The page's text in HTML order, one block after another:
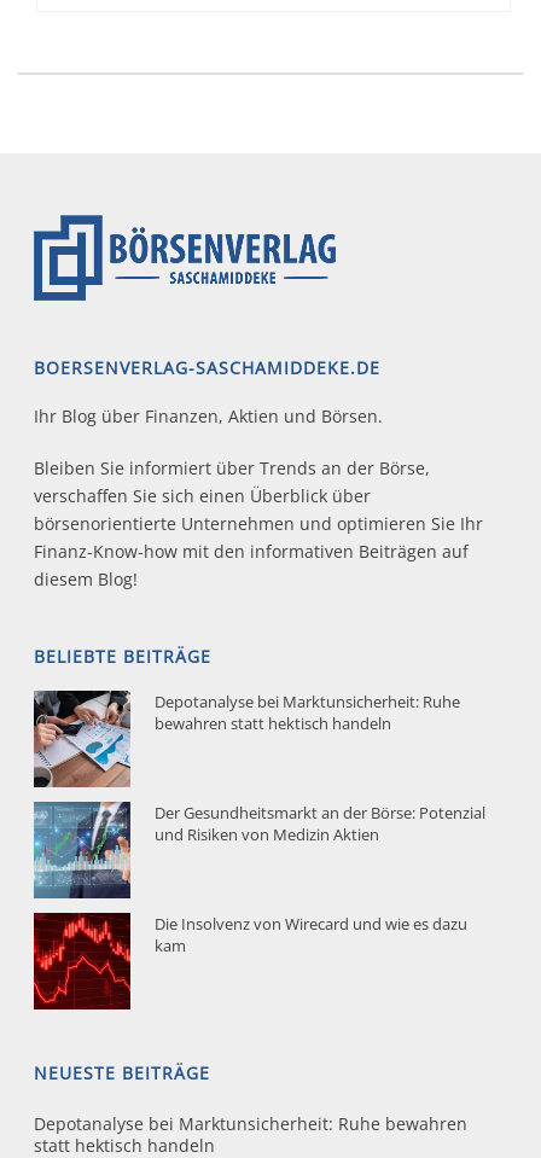
BOERSENVERLAG-SASCHAMIDDEKE.DE
Ihr Blog über Finanzen, Aktien und Börsen.
Bleiben Sie informiert über Trends an der Börse,
verschaffen Sie sich einen Überblick über
börsenorientierte Unternehmen und optimieren Sie Ihr
Finanz-Know-how mit den informativen Beiträgen auf
diesem Blog!
BELIEBTE BEITRÄGE
Depotanalyse bei Marktunsicherheit: Ruhe
bewahren statt hektisch handeln
Der Gesundheitsmarkt an der Börse: Potenzial
und Risiken von Medizin Aktien
Die Insolvenz von Wirecard und wie es dazu
kam
NEUESTE BEITRÄGE
Depotanalyse bei Marktunsicherheit: Ruhe bewahren
statt hektisch handeln